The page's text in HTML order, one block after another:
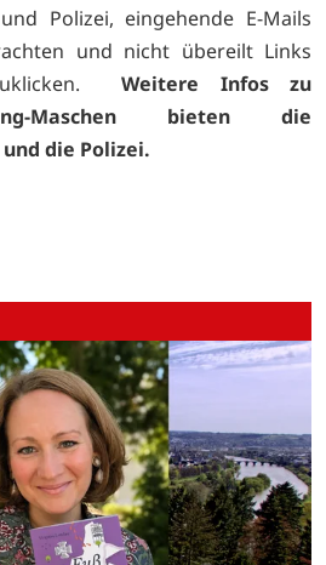
Polizei, eingehende E-Mails
und nicht übereilt Links
Weitere Infos zu
Maschen bieten die
die Polizei.